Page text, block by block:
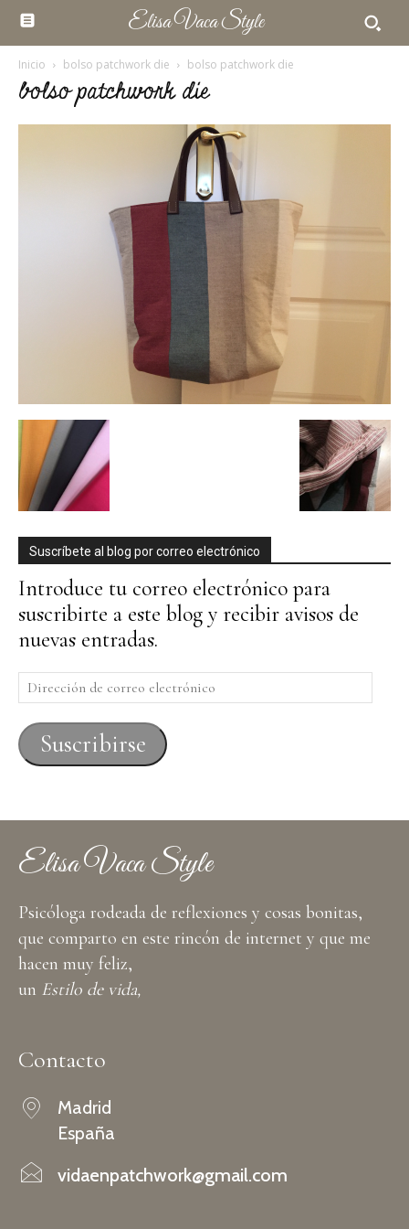
Elisa Vaca Style
Inicio bolso patchwork die bolso patchwork die
bolso patchwork die
Suscríbete al blog por correo electrónico
Introduce tu correo electrónico para
suscribirte a este blog y recibir avisos de
nuevas entradas.
Dirección
de
correo
electrónico
Suscribirse
Elisa Vaca Style
Psicóloga rodeada de reflexiones y cosas bonitas,
que comparto en este rincón de internet y que me
hacen muy feliz,
un Estilo de vida,
Contacto
Madrid
España
vidaenpatchwork@gmail.com